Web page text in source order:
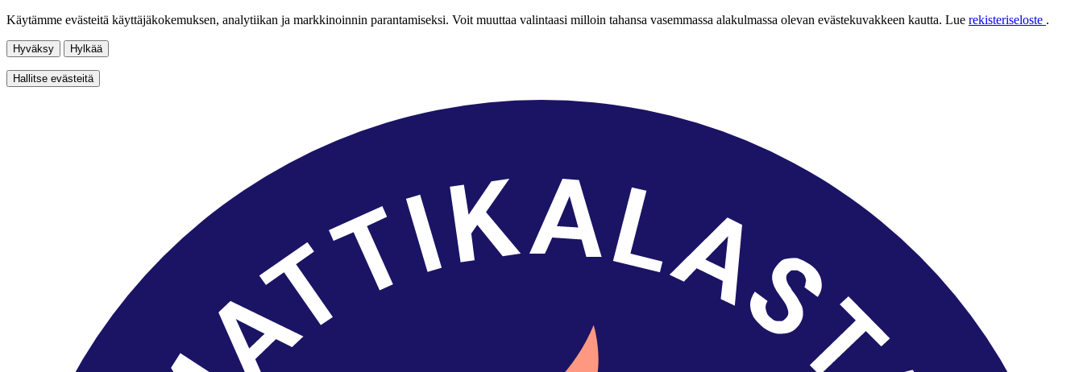
Käytämme evästeitä käyttäjäkokemuksen, analytiikan ja markkinoinnin parantamiseksi. Voit muuttaa valintaasi milloin tahansa vasemmassa alakulmassa olevan evästekuvakkeen kautta. Lue rekisteriseloste .
Hyväksy Hylkää
Hallitse evästeitä